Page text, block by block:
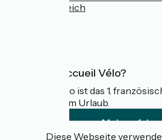
Pressebereich
Was ist Accueil Vélo?
Accueil Vélo ist das 1.
Radfahrer im Urlaub.
Mehr
Diese Webseite